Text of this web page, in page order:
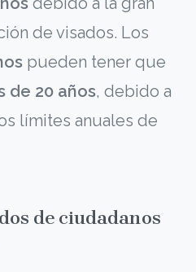
de visados. Los
pueden tener que
de 20 años, debido a
límites anuales de
de ciudadanos